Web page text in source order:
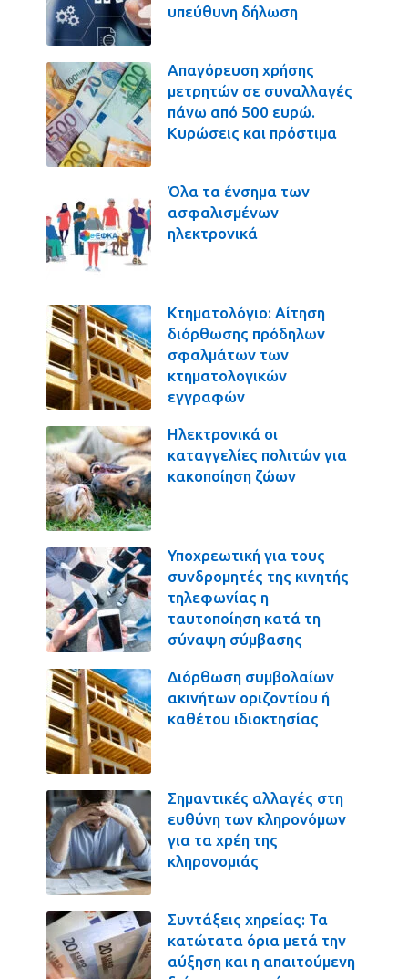
υπεύθυνη δήλωση
Απαγόρευση χρήσης
μετρητών σε συναλλαγές
πάνω από 500 ευρώ.
Κυρώσεις και πρόστιμα
Όλα τα ένσημα των
ασφαλισμένων
ηλεκτρονικά
Κτηματολόγιο: Αίτηση
διόρθωσης πρόδηλων
σφαλμάτων των
κτηματολογικών
εγγραφών
Ηλεκτρονικά οι
καταγγελίες πολιτών για
κακοποίηση ζώων
Υποχρεωτική για τους
συνδρομητές της κινητής
τηλεφωνίας η
ταυτοποίηση κατά τη
σύναψη σύμβασης
Διόρθωση συμβολαίων
ακινήτων οριζοντίου ή
καθέτου ιδιοκτησίας
Σημαντικές αλλαγές στη
ευθύνη των κληρονόμων
για τα χρέη της
κληρονομιάς
Συντάξεις χηρείας: Τα
κατώτατα όρια μετά την
αύξηση και η απαιτούμενη